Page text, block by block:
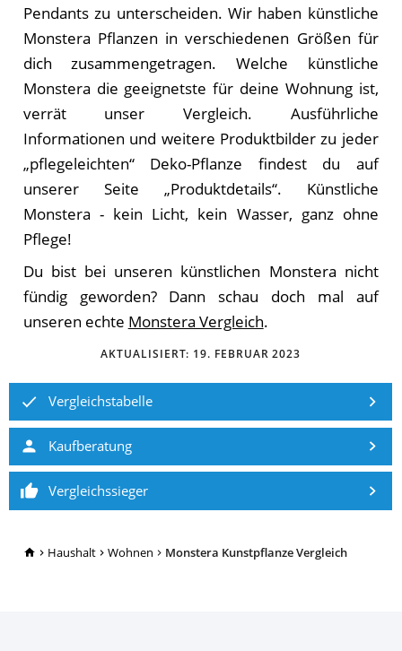
TopRatgeber24.de
Haushalt Wohnen Monstera Kunstpflanze Vergleich
Pendants zu unterscheiden. Wir haben künstliche
Monstera Pflanzen in verschiedenen Größen für
dich zusammengetragen. Welche künstliche
Monstera die geeignetste für deine Wohnung ist,
verrät unser Vergleich. Ausführliche
Informationen und weitere Produktbilder zu jeder
„pflegeleichten“ Deko-Pflanze findest du auf
unserer Seite „Produktdetails“. Künstliche
Monstera - kein Licht, kein Wasser, ganz ohne
Pflege!
Du bist bei unseren künstlichen Monstera nicht
fündig geworden? Dann schau doch mal auf
unseren echte Monstera Vergleich.
AKTUALISIERT: 19. FEBRUAR 2023
Vergleichstabelle
Kaufberatung
Vergleichssieger